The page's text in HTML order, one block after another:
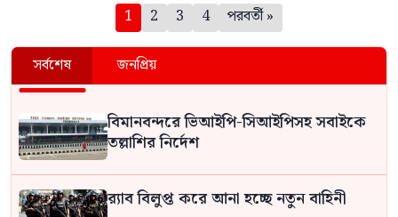
1 2 3 4 পরবর্তী »
সর্বশেষ জনপ্রিয়
বিমানবন্দরে ভিআইপি-সিআইপিসহ সবাইকে
তল্লাশির নির্দেশ
র‍্যাব বিলুপ্ত করে আনা হচ্ছে নতুন বাহিনী